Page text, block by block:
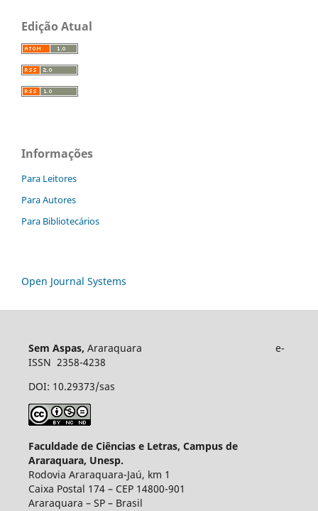
Edição Atual
Informações
Para Leitores
Para Autores
Para Bibliotecários
Open Journal Systems
Sem Aspas, Araraquara e-
ISSN 2358-4238
DOI: 10.29373/sas
Faculdade de Ciências e Letras, Campus de
Araraquara, Unesp.
Rodovia Araraquara-Jaú, km 1
Caixa Postal 174 – CEP 14800-901
Araraquara – SP – Brasil